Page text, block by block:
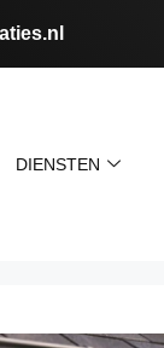
DIENSTEN